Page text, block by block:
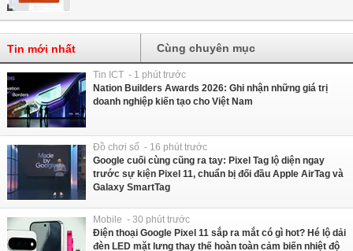
Tin mới nhất Cùng chuyên mục
Tin ICT - 1 phút trước
Nation Builders Awards 2026: Ghi nhận những giá trị
doanh nghiệp kiến tạo cho Việt Nam
Đồ chơi số - 16 phút trước
Google cuối cùng cũng ra tay: Pixel Tag lộ diện ngay
trước sự kiện Pixel 11, chuẩn bị đối đầu Apple AirTag và
Galaxy SmartTag
Mobile - 30 phút trước
Điện thoại Google Pixel 11 sắp ra mắt có gì hot? Hé lộ dải
đèn LED mặt lưng thay thế hoàn toàn cảm biến nhiệt độ